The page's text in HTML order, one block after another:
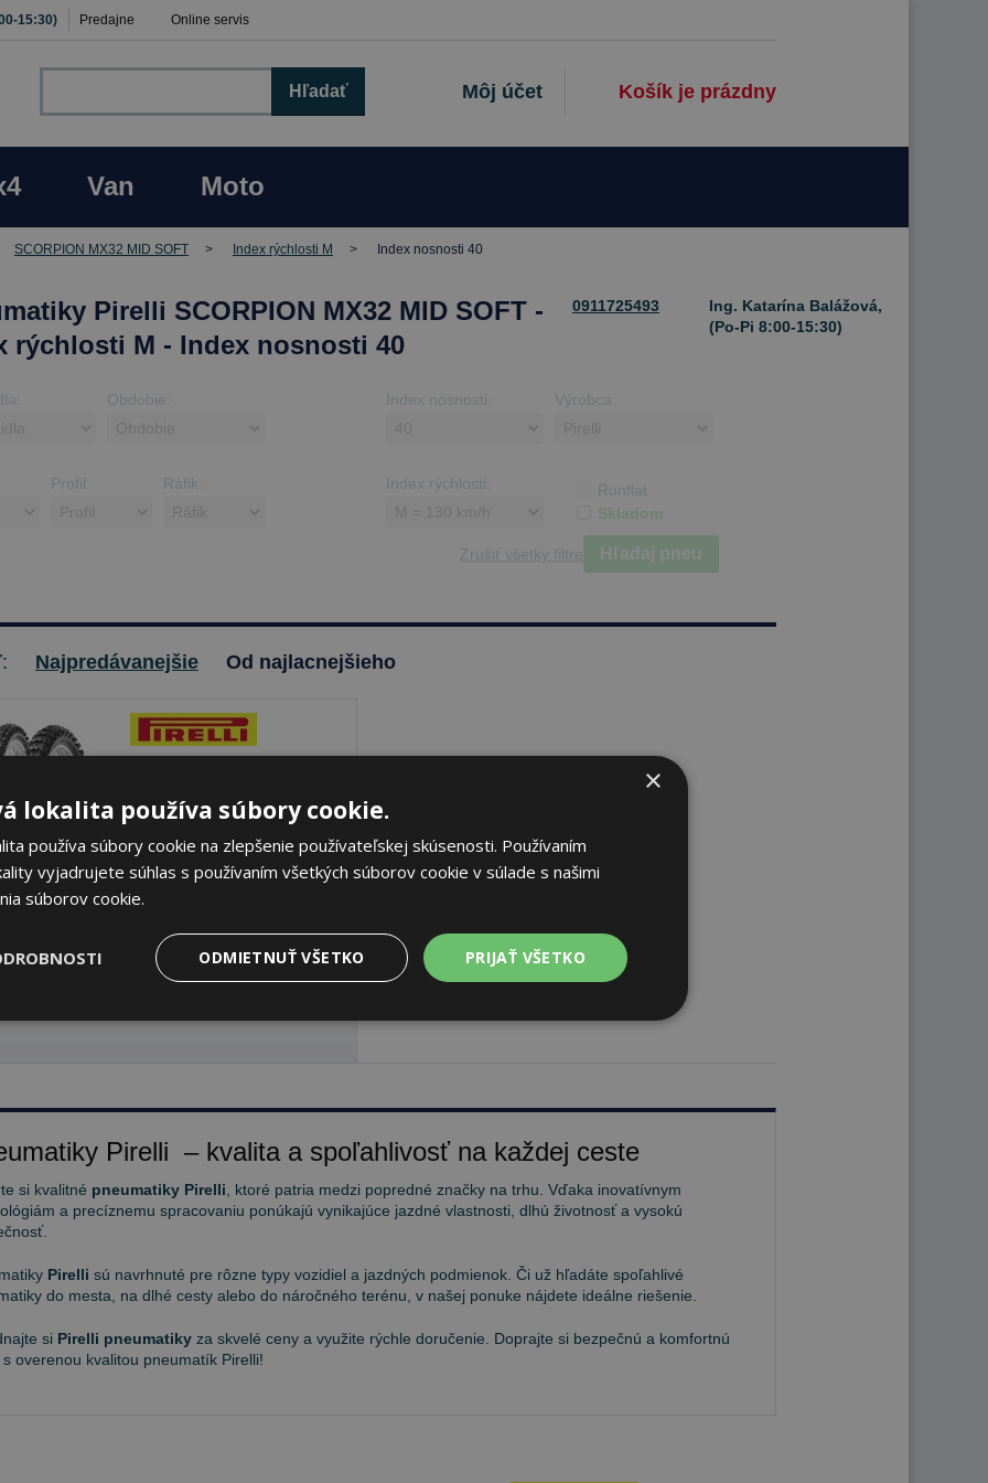
15:30) Predajne Online servis
Košík je prázdny
Môj účet
Hľadať
Van Moto
SCORPION MX32 MID SOFT Index rýchlosti M Index nosnosti 40
Pirelli SCORPION MX32 MID SOFT -
rýchlosti M - Index nosnosti 40
0911725493
Ing. Katarína Balážová,
(Po-Pi 8:00-15:30)
Obdobie: Index nosnosti: Výrobca:
Profil: Ráfik: Index rýchlosti:
Runflat
Skladom
Zrušiť všetky filtre Hľadaj pneu
Najpredávanejšie Od najlacnejšieho
MID SOFT
70/100 -17 40 M Predné
skladom Sledovať naskladnenie
Pirelli – kvalita a spoľahlivosť na každej ceste
si kvalitné pneumatiky Pirelli , ktoré patria medzi popredné značky na trhu. Vďaka inovatívnym
a precíznemu spracovaniu ponúkajú vynikajúce jazdné vlastnosti, dlhú životnosť a vysokú
Pirelli sú navrhnuté pre rôzne typy vozidiel a jazdných podmienok. Či už hľadáte spoľahlivé
do mesta, na dlhé cesty alebo do náročného terénu, v našej ponuke nájdete ideálne riešenie.
si Pirelli pneumatiky za skvelé ceny a využite rýchle doručenie. Doprajte si bezpečnú a komfortnú
s overenou kvalitou pneumatík Pirelli!
×
lokalita používa súbory cookie.
používa súbory cookie na zlepšenie používateľskej skúsenosti. Používaním
vyjadrujete súhlas s používaním všetkých súborov cookie v súlade s našimi
súborov cookie.
PRIJAŤ VŠETKO
ODMIETNUŤ VŠETKO